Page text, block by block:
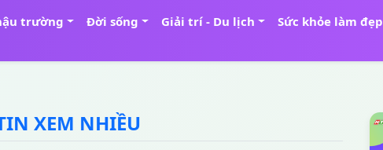
trường Đời sống Giải trí - Du lịch Sức khỏe làm đẹp
XEM NHIỀU